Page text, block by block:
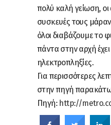
πολύ καλή γείωση,
συσκευές τους
όλοι διαβάζουμε το
πάντα στην αρχή έχει
ηλεκτροπληξίες.
Για περισσότερες
στην πηγή
Πηγή: http://